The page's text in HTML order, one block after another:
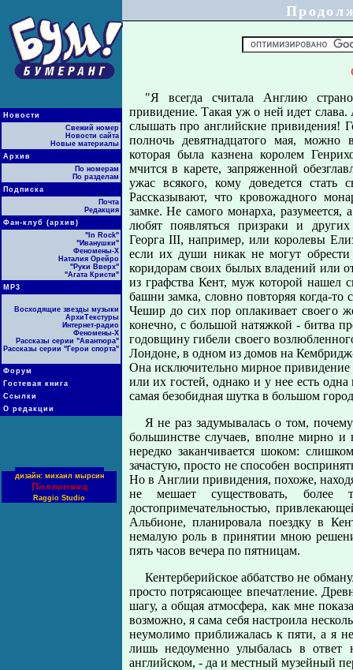
Новости
Свежий номер
Новости сайта
Новые материалы
Архив
По номерам
По разделам
Подписка
Почта
Редакция
Фан-клуб (архив)
"In Rock"
"Иванушки"
Феномены-Х
Наталия Орейро
"Руки Вверх"
"Агата Кристи"
МР3
Восходящие звезды музыки
АрхиТекстуры
Интернет-радио
Феномены-Х
Рассказы серии "Авантюра"
Рассказы серии "Герои спорта"
Форум
Гостевая книга
Ссылки
О редакции
дизайн: михаил мырсин
Поддержка
Raggio Studio
"Я всегда считала Англию
привидение. Такая уж о ней идет
слышать про английские привидения!
полночь девятнадцатого мая, можно
которая была казнена королем
мчится в карете, запряженной
ужас всякого, кому доведется стать
Рассказывают, что кровожадного
замке. Не самого монарха,
любят появляться призраки и
Георга III, например, или королевы
если их души никак не могут
коридорам своих былых владений или
из графства Кент, муж которой нашел
башни замка, словно повторяя когда-
Чешир до сих пор оплакивает своего
конечно, с большой натяжкой - битва
годовщину гибели своего
Лондоне, в одном из домов на
Она исключительно мирное привидение
или их гостей, однако и у нее есть
самая безобидная шутка в большом
Я не раз задумывалась о том,
большинстве случаев, вполне мирно
нередко заканчивается шоком:
зачастую, просто не способен
Но в Англии привидения, похоже,
не мешает существовать, более
достопримечательностью,
Альбионе, планировала поездку в
немалую роль в принятии мною
пять часов вечера по пятницам.
Кентерберийское аббатство не
просто потрясающее впечатление.
шагу, а общая атмосфера, как мне
возможно, я сама себя настроила
неумолимо приближалась к пяти, а я
лишь недоуменно улыбалась в
английском, - да и местный музейный